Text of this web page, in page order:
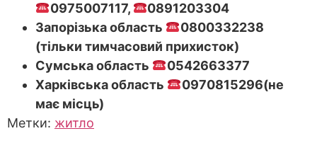
0975007117,
0891203304
Запорізька область
0800332238
(тільки тимчасовий прихисток)
Сумська область
0542663377
Харківська область
0970815296(не
має місць)
Метки: житло